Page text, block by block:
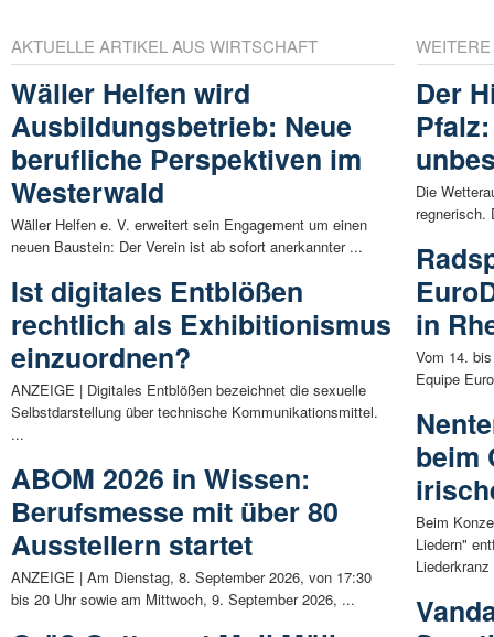
AKTUELLE ARTIKEL AUS WIRTSCHAFT
Wäller Helfen wird
Ausbildungsbetrieb: Neue
berufliche Perspektiven im
Westerwald
Wäller Helfen e. V. erweitert sein Engagement um einen
neuen Baustein: Der Verein ist ab sofort anerkannter ...
Ist digitales Entblößen
rechtlich als Exhibitionismus
einzuordnen?
ANZEIGE | Digitales Entblößen bezeichnet die sexuelle
Selbstdarstellung über technische Kommunikationsmittel.
...
ABOM 2026 in Wissen:
Berufsmesse mit über 80
Ausstellern startet
ANZEIGE | Am Dienstag, 8. September 2026, von 17:30
bis 20 Uhr sowie am Mittwoch, 9. September 2026, ...
Der
Die
regnerisch.
in
Vom 14.
Equipe
beim
Beim
Liedern"